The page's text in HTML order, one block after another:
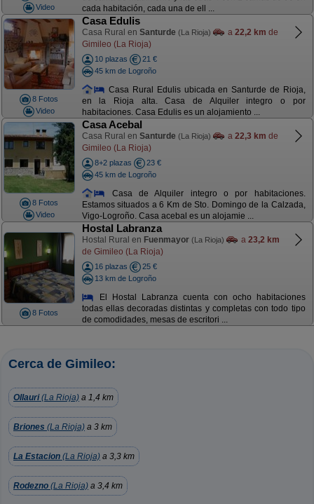
Video
cada habitación, cada una de ell ...
8 Fotos
Video
Casa Edulis
Casa Rural en Santurde (La Rioja) a 22,2 km de
Gimileo (La Rioja)
10 plazas
21 €
45 km de Logroño
Casa Rural Edulis ubicada en Santurde de Rioja,
en la Rioja alta. Casa de Alquiler integro o por
habitaciones. Casa Edulis es un alojamiento ...
8 Fotos
Video
Casa Acebal
Casa Rural en Santurde (La Rioja) a 22,3 km de
Gimileo (La Rioja)
8+2 plazas
23 €
45 km de Logroño
Casa de Alquiler integro o por habitaciones.
Estamos situados a 6 Km de Sto. Domingo de la Calzada,
Vigo-Logroño. Casa acebal es un alojamie ...
8 Fotos
Hostal Labranza
Hostal Rural en Fuenmayor (La Rioja) a 23,2 km
de Gimileo (La Rioja)
16 plazas
25 €
13 km de Logroño
El Hostal Labranza cuenta con ocho habitaciones
todas ellas decoradas distintas y completas con todo tipo
de comodidades, mesas de escritori ...
Cerca de Gimileo:
Ollauri(La Rioja) a 1,4 km
Briones (La Rioja) a 3 km
La Estacion (La Rioja) a 3,3 km
Rodezno (La Rioja) a 3,4 km